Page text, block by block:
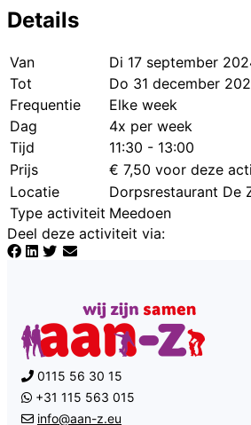
Details
Van
Di 17 september
Tot
Do 31 december
Frequentie
Elke week
Dag
4x per week
Tijd
11:30 - 13:00
Prijs
€ 7,50 voor deze
Locatie
Dorpsrestaurant De
Type activiteit Meedoen
Deel deze activiteit via:
0115 56 30 15
+31 115 563 015
info@aan-z.eu